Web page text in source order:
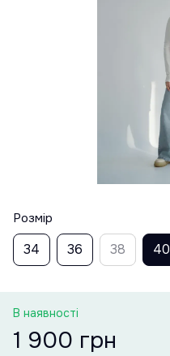
Розмір
34 36 38 40
В наявності
1 900 грн